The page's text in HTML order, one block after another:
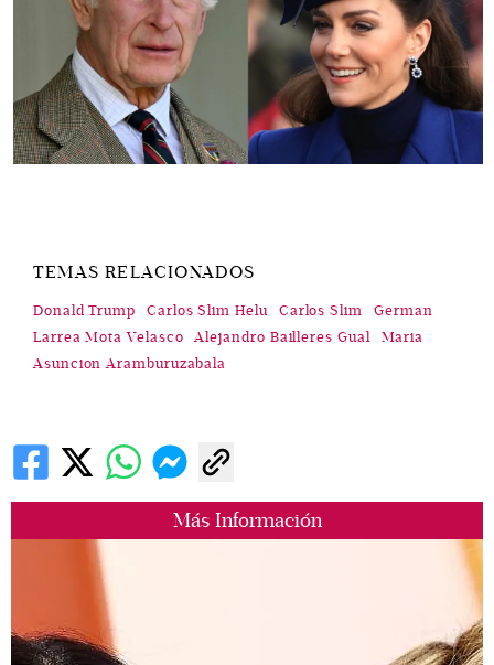
Más Información
TEMAS RELACIONADOS
Donald Trump Carlos Slim Helu Carlos Slim
German
Larrea Mota Velasco
Alejandro Bailleres Gual
Maria
Asuncion Aramburuzabala